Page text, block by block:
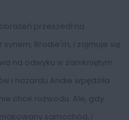
przeszedł na
Brodie'm, i zajmuje się
na odwyku w zamkniętym
i hazardu Andie wpędziła
chce rozwodu. Ale, gdy
samochód, i